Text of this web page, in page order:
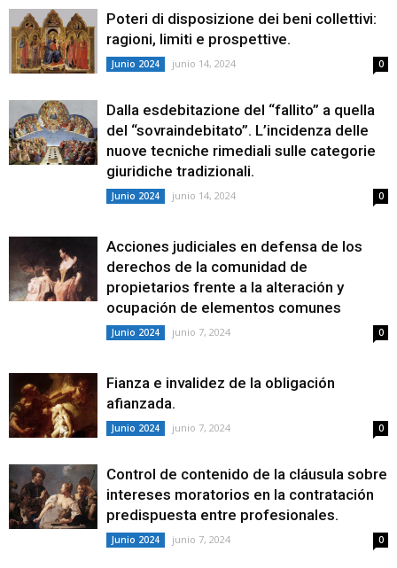
Poteri di disposizione dei beni collettivi:
ragioni, limiti e prospettive.
Junio 2024 junio 14, 2024 0
Dalla esdebitazione del “fallito” a quella
del “sovraindebitato”. L’incidenza delle
nuove tecniche rimediali sulle categorie
giuridiche tradizionali.
Junio 2024 junio 14, 2024 0
Acciones judiciales en defensa de los
derechos de la comunidad de
propietarios frente a la alteración y
ocupación de elementos comunes
Junio 2024 junio 7, 2024 0
Fianza e invalidez de la obligación
afianzada.
Junio 2024 junio 7, 2024 0
Control de contenido de la cláusula sobre
intereses moratorios en la contratación
predispuesta entre profesionales.
Junio 2024 junio 7, 2024 0